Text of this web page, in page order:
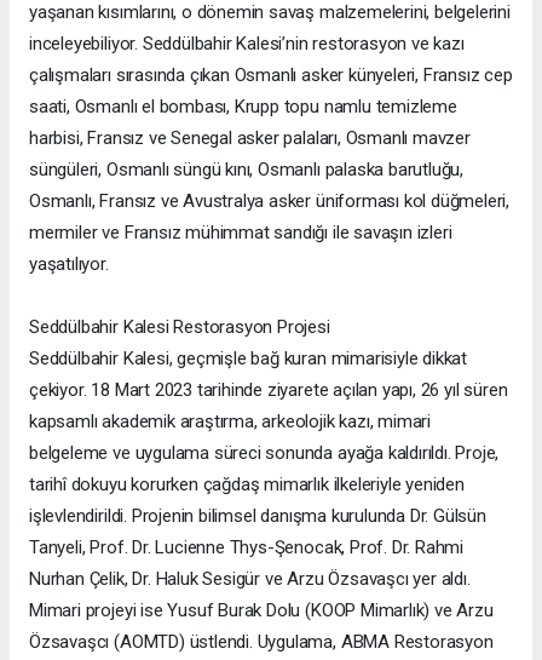
yaşanan kısımlarını, o dönemin savaş malzemelerini, belgelerini
inceleyebiliyor. Seddülbahir Kalesi’nin restorasyon ve kazı
çalışmaları sırasında çıkan Osmanlı asker künyeleri, Fransız cep
saati, Osmanlı el bombası, Krupp topu namlu temizleme
harbisi, Fransız ve Senegal asker palaları, Osmanlı mavzer
süngüleri, Osmanlı süngü kını, Osmanlı palaska barutluğu,
Osmanlı, Fransız ve Avustralya asker üniforması kol düğmeleri,
mermiler ve Fransız mühimmat sandığı ile savaşın izleri
yaşatılıyor.
Seddülbahir Kalesi Restorasyon Projesi
Seddülbahir Kalesi, geçmişle bağ kuran mimarisiyle dikkat
çekiyor. 18 Mart 2023 tarihinde ziyarete açılan yapı, 26 yıl süren
kapsamlı akademik araştırma, arkeolojik kazı, mimari
belgeleme ve uygulama süreci sonunda ayağa kaldırıldı. Proje,
tarihî dokuyu korurken çağdaş mimarlık ilkeleriyle yeniden
işlevlendirildi. Projenin bilimsel danışma kurulunda Dr. Gülsün
Tanyeli, Prof. Dr. Lucienne Thys-Şenocak, Prof. Dr. Rahmi
Nurhan Çelik, Dr. Haluk Sesigür ve Arzu Özsavaşcı yer aldı.
Mimari projeyi ise Yusuf Burak Dolu (KOOP Mimarlık) ve Arzu
Özsavaşcı (AOMTD) üstlendi. Uygulama, ABMA Restorasyon